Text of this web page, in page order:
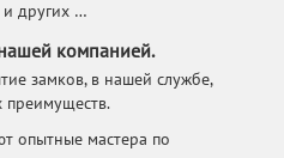
и других …
компанией.
замков, в нашей службе,
преимуществ.
опытные мастера по